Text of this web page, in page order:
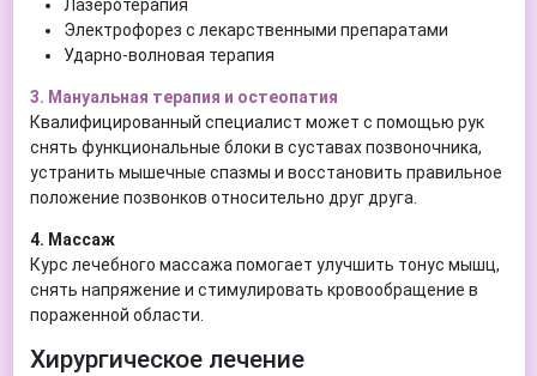
Лазеротерапия
Электрофорез с лекарственными препаратами
Ударно-волновая терапия
3. Мануальная терапия и остеопатия
Квалифицированный специалист может с помощью рук
снять функциональные блоки в суставах позвоночника,
устранить мышечные спазмы и восстановить правильное
положение позвонков относительно друг друга.
4. Массаж
Курс лечебного массажа помогает улучшить тонус мышц,
снять напряжение и стимулировать кровообращение в
пораженной области.
Хирургическое лечение